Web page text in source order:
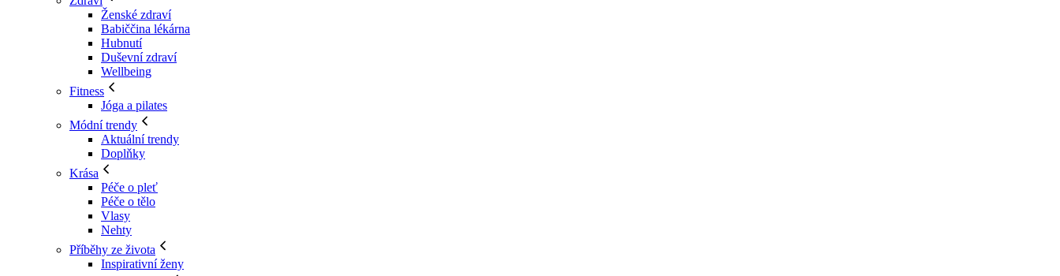
Ženské zdraví
Babiččina lékárna
Hubnutí
Duševní zdraví
Wellbeing
Fitness
Jóga a pilates
Módní trendy
Aktuální trendy
Doplňky
Krása
Péče o pleť
Péče o tělo
Vlasy
Nehty
Příběhy ze života
Inspirativní ženy